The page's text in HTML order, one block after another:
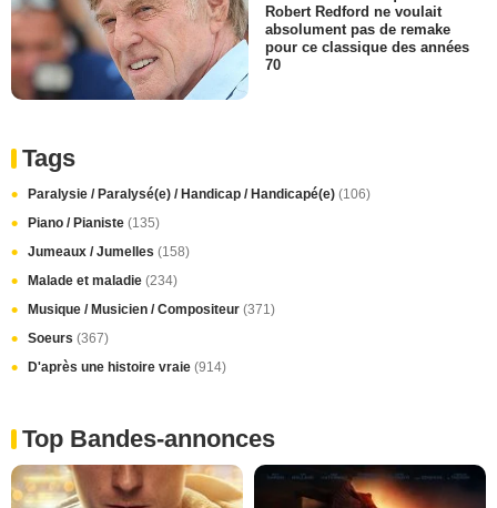
Robert Redford ne voulait
absolument pas de remake
pour ce classique des années
70
Tags
Paralysie / Paralysé(e) / Handicap / Handicapé(e) (106)
Piano / Pianiste (135)
Jumeaux / Jumelles (158)
Malade et maladie (234)
Musique / Musicien / Compositeur (371)
Soeurs (367)
D'après une histoire vraie (914)
Top Bandes-annonces